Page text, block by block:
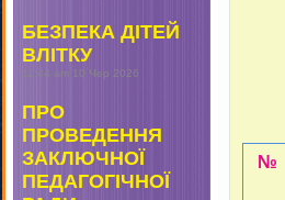
БЕЗПЕКА ДІТЕЙ
ВЛІТКУ
11:44 am 10 Чер 2026
ПРО
ПРОВЕДЕННЯ
ЗАКЛЮЧНОЇ
ПЕДАГОГІЧНОЇ
№